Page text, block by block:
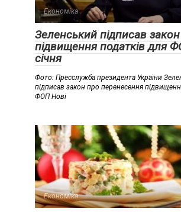
Економіка
Зеленський підписав
підвищення податків для
січня
Фото: Пресслужба президента України
підписав закон про перенесення
ФОП Нові
Економіка